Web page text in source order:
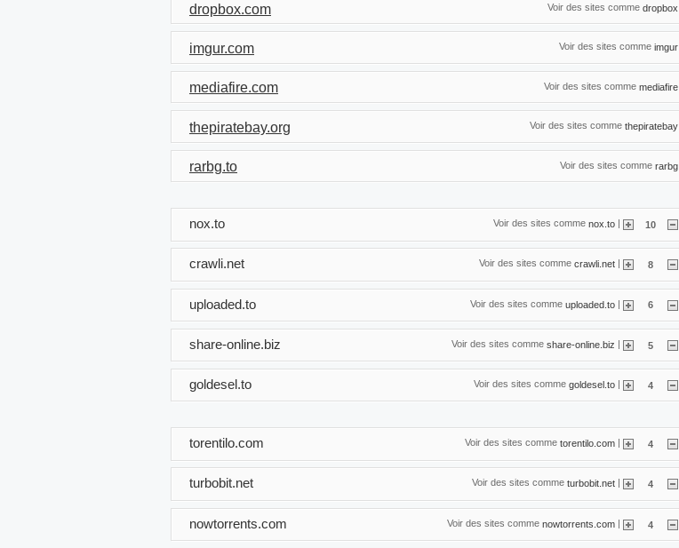
Voir des sites comme dropbox
dropbox.com
Voir des sites comme imgur
imgur.com
Voir des sites comme mediafire
mediafire.com
Voir des sites comme thepiratebay
thepiratebay.org
Voir des sites comme rarbg
rarbg.to
Voir des sites comme nox.to | 10
nox.to
Voir des sites comme crawli.net 8
crawli.net
Voir des sites comme uploaded.to | 6
uploaded.to
Voir des sites comme share-online.biz | 5
share-online.biz
Voir des sites comme goldesel.to | 4
goldesel.to
Voir des sites comme torentilo.com 4
torentilo.com
Voir des sites comme turbobit.net 4
turbobit.net
Voir des sites comme nowtorrents.com | 4
nowtorrents.com